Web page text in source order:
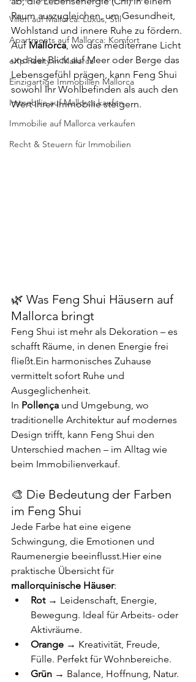
Villen auf Mallorca: Luxus, Stil
Apartments auf Mallorca: Komfort
eXp Realty in Mallorca
Einzigartige Immobilien Mallorca
Immobilie auf Mallorca kaufen
Immobilie auf Mallorca verkaufen
Recht & Steuern für Immobilien
Raum auszugleichen, um Gesundheit,
Wohlstand und innere Ruhe zu fördern.
Auf Mallorca, wo das mediterrane Licht
und der Blick auf Meer oder Berge das
Lebensgefühl prägen, kann Feng Shui
sowohl Ihr Wohlbefinden als auch den
Wert Ihrer Immobilie steigern.
🌿 Was Feng Shui Häusern auf
Mallorca bringt
Feng Shui ist mehr als Dekoration – es
schafft Räume, in denen Energie frei
fließt.Ein harmonisches Zuhause
vermittelt sofort Ruhe und
Ausgeglichenheit.
In Pollença und Umgebung, wo
traditionelle Architektur auf modernes
Design trifft, kann Feng Shui den
Unterschied machen – im Alltag wie
beim Immobilienverkauf.
🎨 Die Bedeutung der Farben
im Feng Shui
Jede Farbe hat eine eigene
Schwingung, die Emotionen und
Raumenergie beeinflusst.Hier eine
praktische Übersicht für
mallorquinische Häuser:
Rot → Leidenschaft, Energie,
Bewegung. Ideal für Arbeits- oder
Aktivräume.
Orange → Kreativität, Freude,
Fülle. Perfekt für Wohnbereiche.
Grün → Balance, Hoffnung, Natur.